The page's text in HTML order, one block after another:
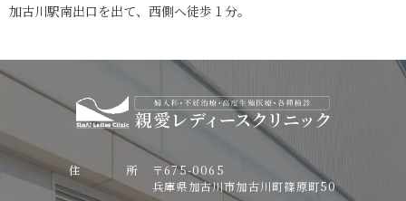
加古川駅南出口を出て、西側へ徒歩１分。
住 所
〒675-0065
兵庫県加古川市加古川町篠原町50